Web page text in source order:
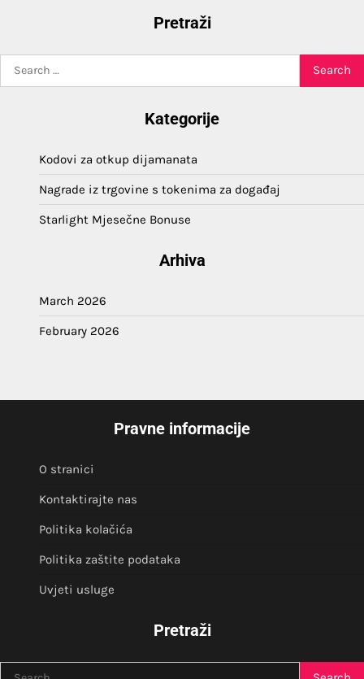
Pretraži
Search
for:
Kategorije
Kodovi za otkup dijamanata
Nagrade iz trgovine s tokenima za događaj
Starlight Mjesečne Bonuse
Arhiva
March 2026
February 2026
Pravne informacije
O stranici
Kontaktirajte nas
Politika kolačića
Politika zaštite podataka
Uvjeti usluge
Pretraži
Search